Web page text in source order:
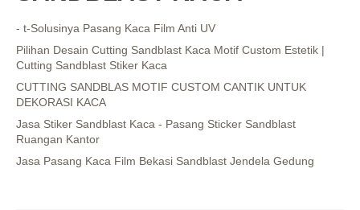
- t-Solusinya Pasang Kaca Film Anti UV
Pilihan Desain Cutting Sandblast Kaca Motif Custom Estetik |
Cutting Sandblast Stiker Kaca
CUTTING SANDBLAS MOTIF CUSTOM CANTIK UNTUK
DEKORASI KACA
Jasa Stiker Sandblast Kaca - Pasang Sticker Sandblast
Ruangan Kantor
Jasa Pasang Kaca Film Bekasi Sandblast Jendela Gedung